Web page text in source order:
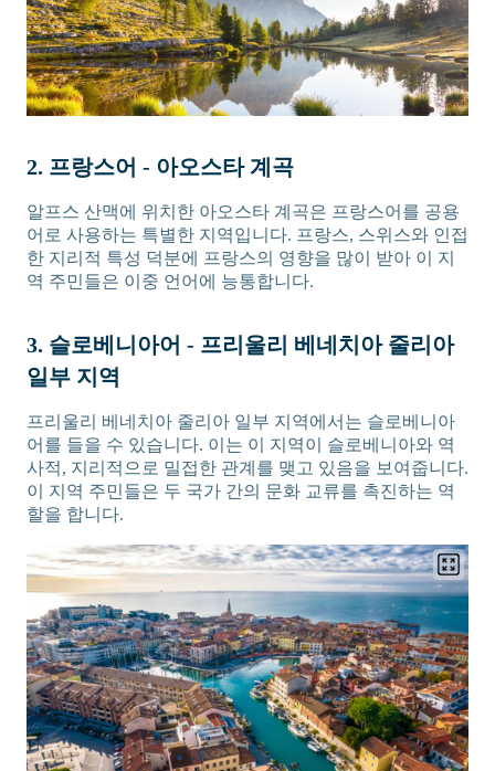
2. 프랑스어 - 아오스타 계곡
알프스 산맥에 위치한 아오스타 계곡은 프랑스어를 공용
어로 사용하는 특별한 지역입니다. 프랑스, 스위스와 인접
한 지리적 특성 덕분에 프랑스의 영향을 많이 받아 이 지
역 주민들은 이중 언어에 능통합니다.
3. 슬로베니아어 - 프리울리 베네치아 줄리아
일부 지역
프리울리 베네치아 줄리아 일부 지역에서는 슬로베니아
어를 들을 수 있습니다. 이는 이 지역이 슬로베니아와 역
사적, 지리적으로 밀접한 관계를 맺고 있음을 보여줍니다.
이 지역 주민들은 두 국가 간의 문화 교류를 촉진하는 역
할을 합니다.